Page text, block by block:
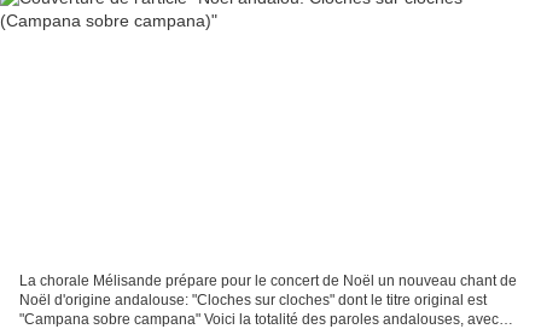
La chorale Mélisande prépare pour le concert de Noël un nouveau chant de
Noël d'origine andalouse: "Cloches sur cloches" dont le titre original est
"Campana sobre campana" Voici la totalité des paroles andalouses, avec